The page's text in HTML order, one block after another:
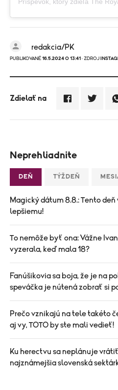
redakcia/PK
PUBLIKOVANÉ 16.5.2024 O 13:41 · ZDROJ
Zdielať na
Neprehliadnite
DEŇ TÝŽDEŇ
Magický dátum 8.8.: Tento deň
lepšiemu!
To nemôže byť ona: Vážne
vyzerala, keď mala 18?
Fanúšikovia sa boja, že je na
speváčka je nútená zobrať si
Prečo vznikajú na tele takéto
aj vy, TOTO by ste mali vedieť!
Ku herectvu sa neplánuje
najznámejšia slovenská